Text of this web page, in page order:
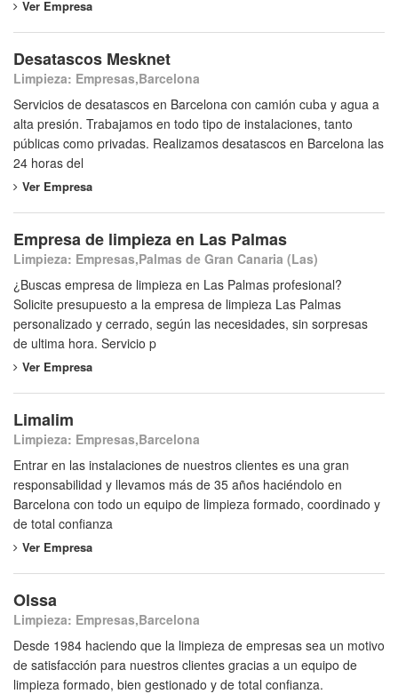
Ver Empresa
Desatascos Mesknet
Limpieza: Empresas,Barcelona
Servicios de desatascos en Barcelona con camión cuba y agua a
alta presión. Trabajamos en todo tipo de instalaciones, tanto
públicas como privadas. Realizamos desatascos en Barcelona las
24 horas del
Ver Empresa
Empresa de limpieza en Las Palmas
Limpieza: Empresas,Palmas de Gran Canaria (Las)
¿Buscas empresa de limpieza en Las Palmas profesional?
Solicite presupuesto a la empresa de limpieza Las Palmas
personalizado y cerrado, según las necesidades, sin sorpresas
de ultima hora. Servicio p
Ver Empresa
Limalim
Limpieza: Empresas,Barcelona
Entrar en las instalaciones de nuestros clientes es una gran
responsabilidad y llevamos más de 35 años haciéndolo en
Barcelona con todo un equipo de limpieza formado, coordinado y
de total confianza
Ver Empresa
Olssa
Limpieza: Empresas,Barcelona
Desde 1984 haciendo que la limpieza de empresas sea un motivo
de satisfacción para nuestros clientes gracias a un equipo de
limpieza formado, bien gestionado y de total confianza.